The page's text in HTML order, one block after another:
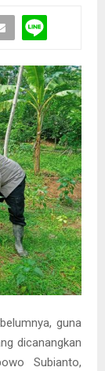
guna
dicanangkan
Subianto,